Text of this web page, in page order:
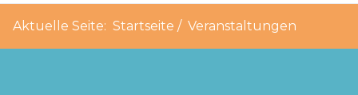
Aktuelle Seite: Startseite Veranstaltungen